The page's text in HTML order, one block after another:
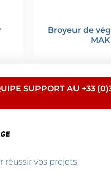
Broyeur de
SUPPORT AU +33
réussir vos projets.